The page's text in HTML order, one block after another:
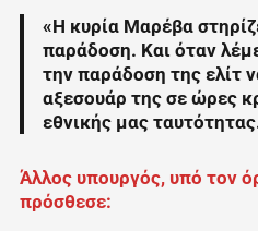
«Η κυρία Μαρέβα
παράδοση. Και όταν
την παράδοση της ελίτ
αξεσουάρ της σε ώρες
εθνικής μας
Άλλος υπουργός, υπό τον
πρόσθεσε: